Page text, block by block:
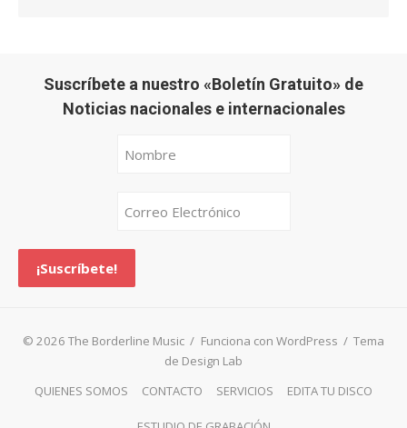
Suscríbete a nuestro «Boletín Gratuito» de
Noticias nacionales e internacionales
© 2026 The Borderline Music / Funciona con WordPress / Tema
de Design Lab
QUIENES SOMOS
CONTACTO SERVICIOS EDITA TU DISCO